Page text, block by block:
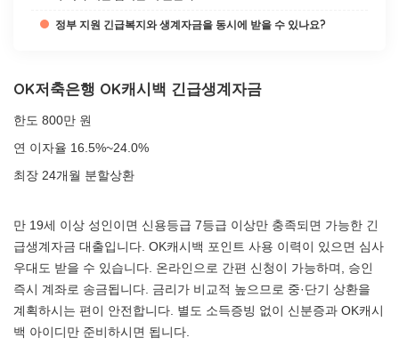
정부 지원 긴급복지와 생계자금을 동시에 받을 수 있나요?
OK저축은행 OK캐시백 긴급생계자금
한도 800만 원
연 이자율 16.5%~24.0%
최장 24개월 분할상환
만 19세 이상 성인이면 신용등급 7등급 이상만 충족되면 가능한 긴
급생계자금 대출입니다. OK캐시백 포인트 사용 이력이 있으면 심사
우대도 받을 수 있습니다. 온라인으로 간편 신청이 가능하며, 승인
즉시 계좌로 송금됩니다. 금리가 비교적 높으므로 중·단기 상환을
계획하시는 편이 안전합니다. 별도 소득증빙 없이 신분증과 OK캐시
백 아이디만 준비하시면 됩니다.